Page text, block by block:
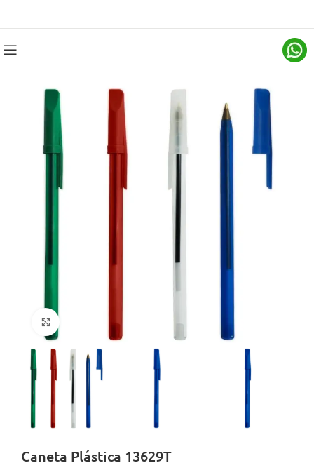
Clique para ampliar
Caneta Plástica 13629T